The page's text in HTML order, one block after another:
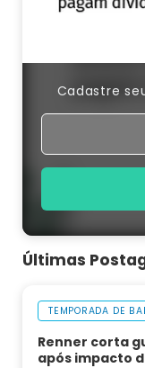
Cadastre
Últimas
TEMPORADA DE
Renner corta
após impacto